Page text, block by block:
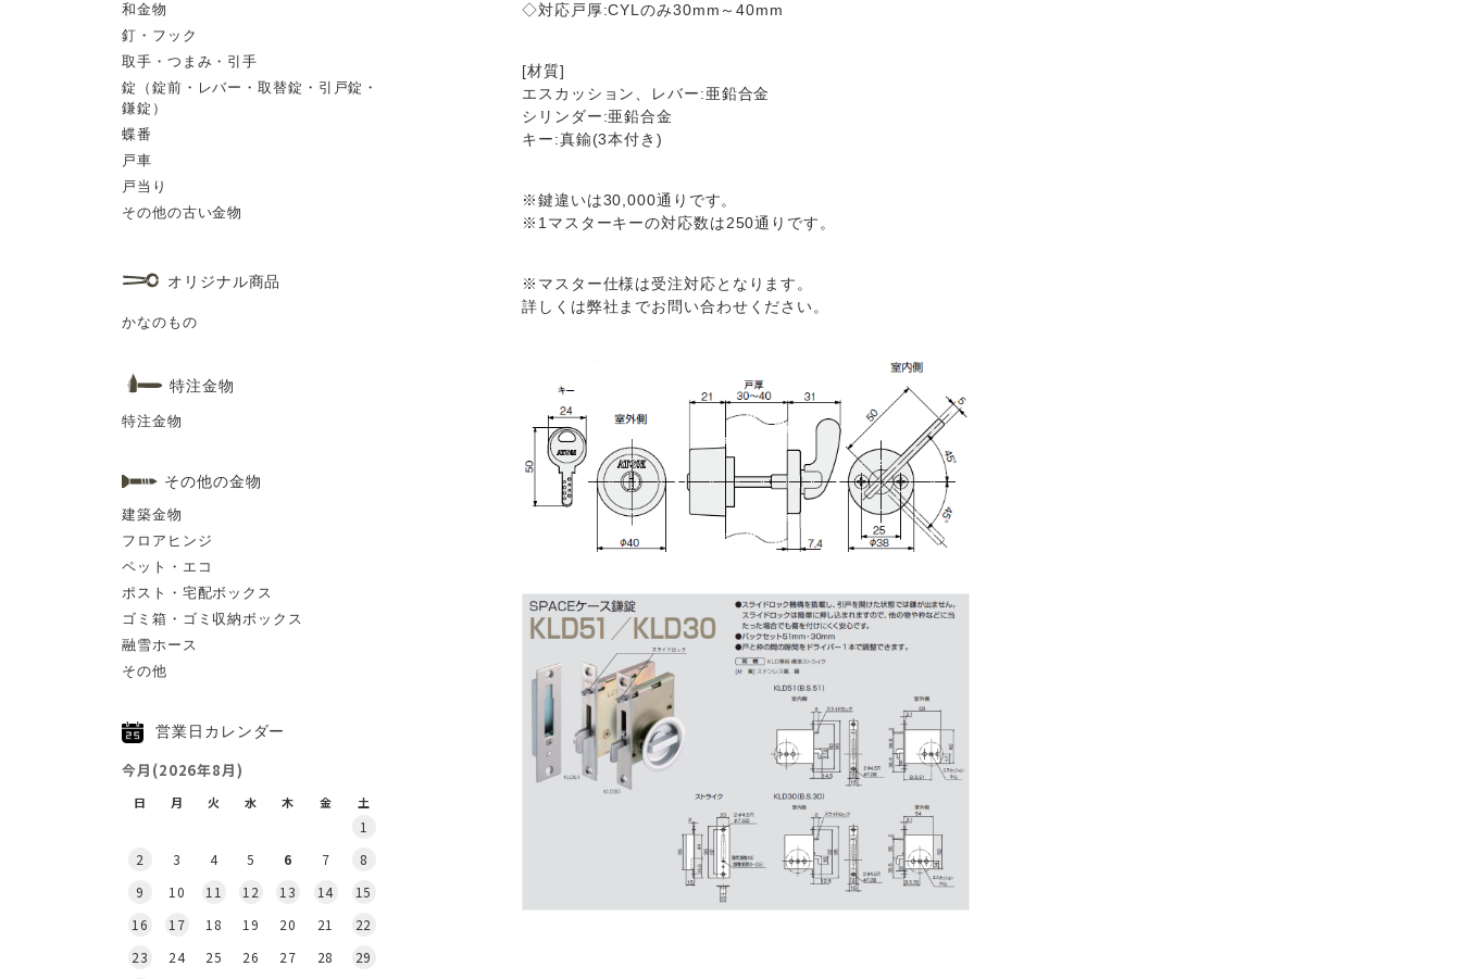
◇対応戸厚:CYLのみ30mm～40mm
[材質]
エスカッション、レバー:亜鉛合金
シリンダー:亜鉛合金
キー:真鍮(3本付き)
※鍵違いは30,000通りです。
※1マスターキーの対応数は250通りです。
※マスター仕様は受注対応となります。
詳しくは弊社までお問い合わせください。
和金物
釘・フック
取手・つまみ・引手
錠（錠前・レバー・取替錠・引戸錠・
鎌錠）
蝶番
戸車
戸当り
その他の古い金物
オリジナル商品
かなのもの
特注金物
特注金物
その他の金物
建築金物
フロアヒンジ
ペット・エコ
ポスト・宅配ボックス
ゴミ箱・ゴミ収納ボックス
融雪ホース
その他
営業日カレンダー
今月(2026年8月)
日 月 火 水 木 金 土
1
2
3 4 5 6 7
8
9
10 11 12 13 14
15
16
17 18 19 20 21
22
23
24 25 26 27 28
29